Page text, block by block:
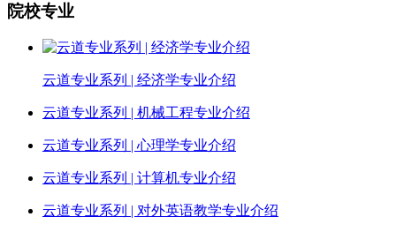
院校专业
云道专业系列 | 经济学专业介绍
云道专业系列 | 机械工程专业介绍
云道专业系列 | 心理学专业介绍
云道专业系列 | 计算机专业介绍
云道专业系列 | 对外英语教学专业介绍